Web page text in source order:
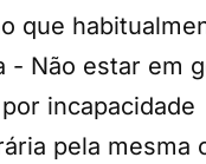
que
- Não estar em
incapacidade
pela mesma